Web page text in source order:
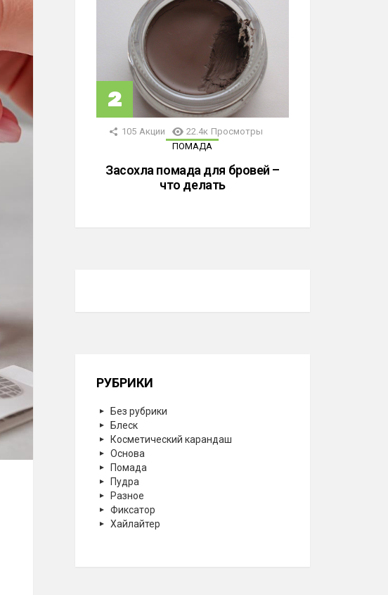
105 Акции 22.4к Просмотры
ПОМАДА
Засохла помада для бровей –
что делать
РУБРИКИ
Без рубрики
Блеск
Косметический карандаш
Основа
Помада
Пудра
Разное
Фиксатор
Хайлайтер